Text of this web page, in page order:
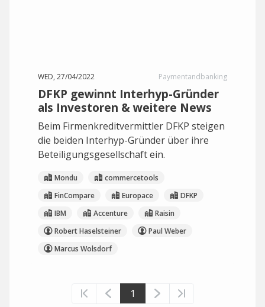
WED, 27/04/2022 Paymentandbanking
DFKP gewinnt Interhyp-Gründer
als Investoren & weitere News
Beim Firmenkreditvermittler DFKP steigen
die beiden Interhyp-Gründer über ihre
Beteiligungsgesellschaft ein.
Mondu
commercetools
FinCompare
Europace
DFKP
IBM
Accenture
Raisin
Robert Haselsteiner
Paul Weber
Marcus Wolsdorf
1